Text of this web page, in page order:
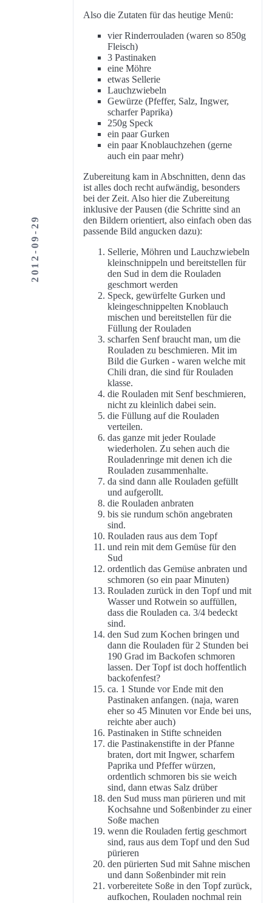
2012-09-29
Also die Zutaten für das heutige Menü:
vier Rinderrouladen (waren so 850g
Fleisch)
3 Pastinaken
eine Möhre
etwas Sellerie
Lauchzwiebeln
Gewürze (Pfeffer, Salz, Ingwer,
scharfer Paprika)
250g Speck
ein paar Gurken
ein paar Knoblauchzehen (gerne
auch ein paar mehr)
Zubereitung kam in Abschnitten, denn das
ist alles doch recht aufwändig, besonders
bei der Zeit. Also hier die Zubereitung
inklusive der Pausen (die Schritte sind an
den Bildern orientiert, also einfach oben das
passende Bild angucken dazu):
Sellerie, Möhren und Lauchzwiebeln
kleinschnippeln und bereitstellen für
den Sud in dem die Rouladen
geschmort werden
Speck, gewürfelte Gurken und
kleingeschnippelten Knoblauch
mischen und bereitstellen für die
Füllung der Rouladen
scharfen Senf braucht man, um die
Rouladen zu beschmieren. Mit im
Bild die Gurken - waren welche mit
Chili dran, die sind für Rouladen
klasse.
die Rouladen mit Senf beschmieren,
nicht zu kleinlich dabei sein.
die Füllung auf die Rouladen
verteilen.
das ganze mit jeder Roulade
wiederholen. Zu sehen auch die
Rouladenringe mit denen ich die
Rouladen zusammenhalte.
da sind dann alle Rouladen gefüllt
und aufgerollt.
die Rouladen anbraten
bis sie rundum schön angebraten
sind.
Rouladen raus aus dem Topf
und rein mit dem Gemüse für den
Sud
ordentlich das Gemüse anbraten und
schmoren (so ein paar Minuten)
Rouladen zurück in den Topf und mit
Wasser und Rotwein so auffüllen,
dass die Rouladen ca. 3/4 bedeckt
sind.
den Sud zum Kochen bringen und
dann die Rouladen für 2 Stunden bei
190 Grad im Backofen schmoren
lassen. Der Topf ist doch hoffentlich
backofenfest?
ca. 1 Stunde vor Ende mit den
Pastinaken anfangen. (naja, waren
eher so 45 Minuten vor Ende bei uns,
reichte aber auch)
Pastinaken in Stifte schneiden
die Pastinakenstifte in der Pfanne
braten, dort mit Ingwer, scharfem
Paprika und Pfeffer würzen,
ordentlich schmoren bis sie weich
sind, dann etwas Salz drüber
den Sud muss man pürieren und mit
Kochsahne und Soßenbinder zu einer
Soße machen
wenn die Rouladen fertig geschmort
sind, raus aus dem Topf und den Sud
pürieren
den pürierten Sud mit Sahne mischen
und dann Soßenbinder mit rein
vorbereitete Soße in den Topf zurück,
aufkochen, Rouladen nochmal rein